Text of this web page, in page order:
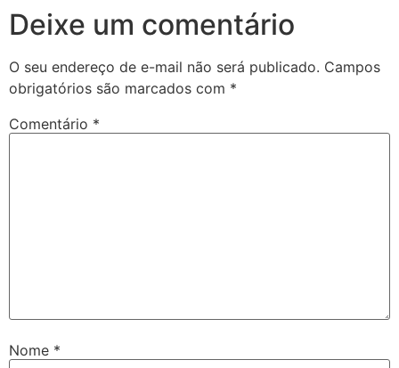
Deixe um comentário
O seu endereço de e-mail não será publicado. Campos
obrigatórios são marcados com *
Comentário *
Nome *